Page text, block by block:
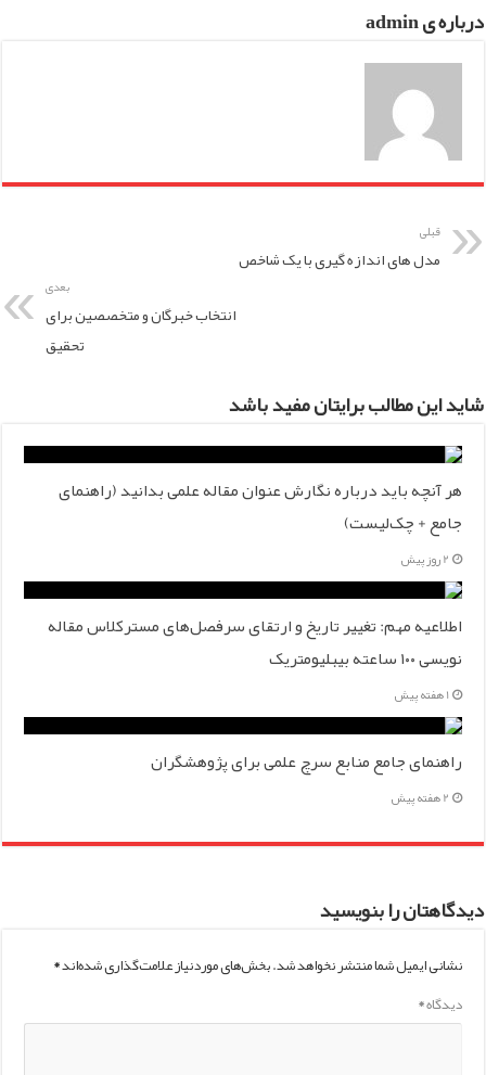
درباره ی admin
قبلی
مدل های اندازه گیری با یک شاخص
بعدی
انتخاب خبرگان و متخصصین برای
تحقیق
شاید این مطالب برایتان مفید باشد
هر آنچه باید درباره نگارش عنوان مقاله علمی بدانید (راهنمای
جامع + چک‌لیست)
2 روز پیش
اطلاعیه مهم: تغییر تاریخ و ارتقای سرفصل‌های مسترکلاس مقاله
نویسی ۱۰۰ ساعته بیبلیومتریک
1 هفته پیش
راهنمای جامع منابع سرچ علمی برای پژوهشگران
2 هفته پیش
دیدگاهتان را بنویسید
نشانی ایمیل شما منتشر نخواهد شد.بخش‌های موردنیاز علامت‌گذاری شده‌اند*
دیدگاه*